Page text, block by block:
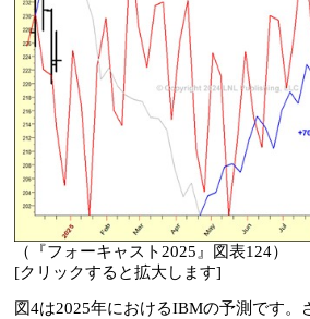
（『フォーキャスト2025』図表124）
[クリックすると拡大します]
図4は2025年におけるIBMの予測です。